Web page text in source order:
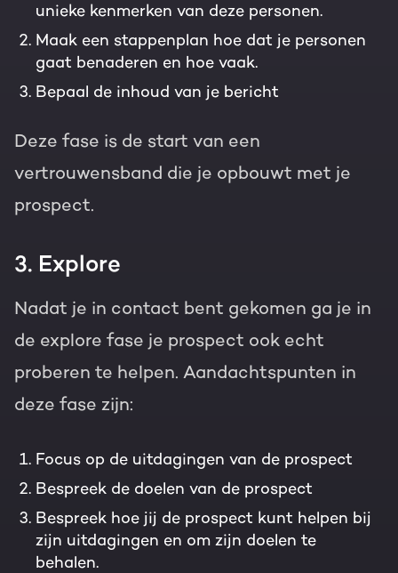
unieke kenmerken van deze personen.
Maak een stappenplan hoe dat je personen
gaat benaderen en hoe vaak.
Bepaal de inhoud van je bericht
Deze fase is de start van een
vertrouwensband die je opbouwt met je
prospect.
3. Explore
Nadat je in contact bent gekomen ga je in
de explore fase je prospect ook echt
proberen te helpen. Aandachtspunten in
deze fase zijn:
Focus op de uitdagingen van de prospect
Bespreek de doelen van de prospect
Bespreek hoe jij de prospect kunt helpen bij
zijn uitdagingen en om zijn doelen te
behalen.